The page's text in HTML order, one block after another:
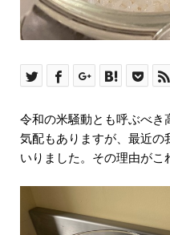
令和の米騒動とも呼ぶべ
気配もありますが、最近の
いりました。その理由がこ